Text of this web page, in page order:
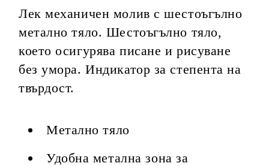
Лек механичен молив с шестоъгълно
метално тяло. Шестоъгълно тяло,
което осигурява писане и рисуване
без умора. Индикатор за степента на
твърдост.
Метално тяло
Удобна метална зона за